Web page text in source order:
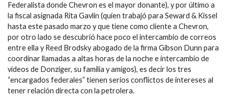
Federalista donde Chevron es el mayor donante), y por último a
la fiscal asignada Rita Gavlin (quien trabajó para Seward & Kissel
hasta este pasado marzo y que tiene como cliente a Chevron,
por otro lado se descubrió hace poco el intercambio de correos
entre ella y Reed Brodsky abogado de la firma Gibson Dunn para
coordinar llamadas a altas horas de la noche e intercambio de
videos de Donziger, su familia y amigos), es decir los tres
“encargados federales” tienen serios conflictos de intereses al
tener relación directa con la petrolera.